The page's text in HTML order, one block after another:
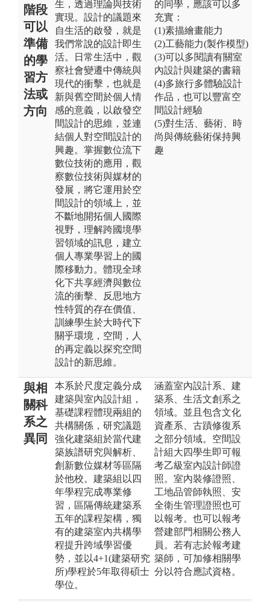
階段
可以
準備
的學
習方
法或
方向
生，透過理論與技術
實現。設計的議題來
自生活的啟發，就是
我們常說的設計即生
活。日常生活中，觀
察社會變遷中傳統與
現代的衝擊，也就是
新與舊空間於個人情
感的意義，以啟發空
間設計的思維，並連
結個人對空間設計的
興趣。掌握數位流下
數位技術的應用，觀
察數位技術與媒材的
發展，將它運用於空
間設計的領域上，並
不斷地開拓個人國際
視野，理解跨國境學
習領域的訊息，建立
個人專業學習上的國
際移動力。體現全球
化下共享經濟與數位
流的衝擊、反思地方
性特質的存在價值、
訓練學生於大時代下
關乎環境，空間，人
的再定義以探究空間
設計的新思維。
的同學，應該可以多
充實：
(1)素描繪畫能力
(2)工藝能力(製作模型)
(3)可以多閱讀有關室
內設計與建築的書籍
(4)多旅行多體驗設計
作品，也可以豐富空
間設計經驗
(5)對生活、藝術、時
尚與傳統藝術保持興
趣
與相
關科
系之
異同
本系於尺度定義分成
建築與室內設計組，
基礎課程體現兩組的
共構關係，研究議題
強化建築組於當代建
築族譜研究與解析、
創新數位媒材等區隔
於他校。建築組以四
年學程完成專業修
習，區隔傳統建築系
五年的課程架構，獨
有的建築室內共構學
程提升跨域學習優
勢，並以4+1(建築研究
所)學程於5年取得碩士
學位。
涵蓋室內設計系、建
築系、生活文創系之
領域。並且包含文化
資產系、古蹟修復系
之部分領域。空間設
計組大四學生即可報
考乙級室內設計師證
照。室內裝修證照、
工地品管師執照、安
全衛生管理證照也可
以報考。也可以報考
營建部門相關公務人
員。若有志於報考建
築師，可加修相關學
分以符合應試資格。